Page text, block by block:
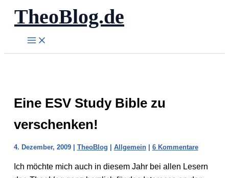
Zum
Inhalt
springen
TheoBlog.de
Eine ESV Study Bible zu
verschenken!
4. Dezember, 2009 | TheoBlog | Allgemein| 6 Kommentare
Ich möchte mich auch in diesem Jahr bei allen Lesern